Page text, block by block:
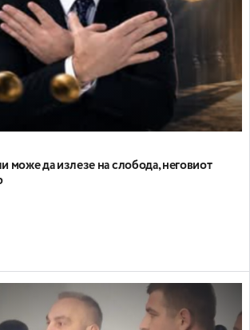
може да излезе на слобода, неговиот